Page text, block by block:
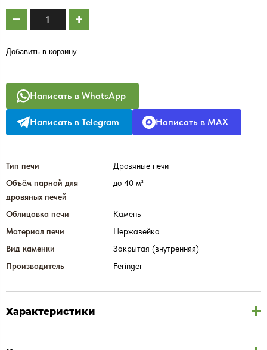
Добавить в корзину
Написать в WhatsApp
Написать в Telegram Написать в MAX
Тип печи
Дровяные печи
Объём парной для
дровяных печей
до 40 м³
Облицовка печи
Камень
Материал печи
Нержавейка
Вид каменки
Закрытая (внутренняя)
Производитель
Feringer
Характеристики